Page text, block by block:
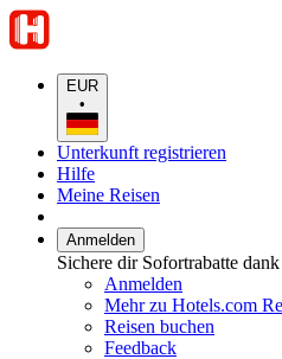
EUR
•
Unterkunft registrieren
Hilfe
Meine Reisen
Anmelden
Sichere dir Sofortrabatte
Anmelden
Mehr zu Hotels.com
Reisen buchen
Feedback